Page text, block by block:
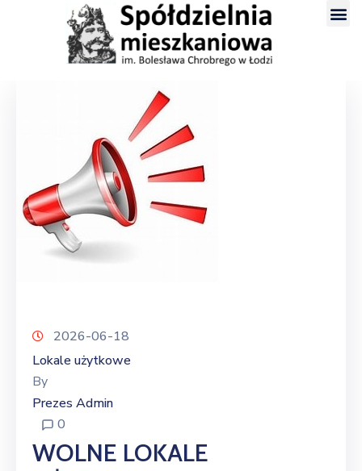
2026-06-18
Lokale użytkowe
By
Prezes Admin
0
WOLNE LOKALE